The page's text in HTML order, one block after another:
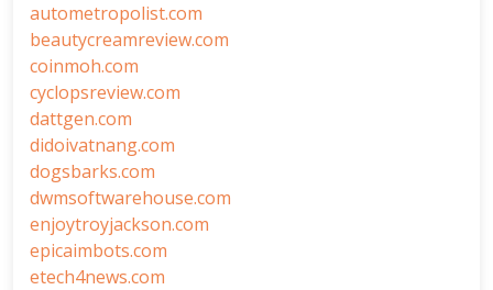
autometropolist.com
beautycreamreview.com
coinmoh.com
cyclopsreview.com
dattgen.com
didoivatnang.com
dogsbarks.com
dwmsoftwarehouse.com
enjoytroyjackson.com
epicaimbots.com
etech4news.com